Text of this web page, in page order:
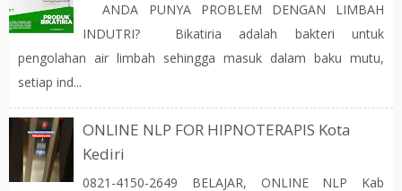
ANDA PUNYA PROBLEM DENGAN LIMBAH
INDUTRI? Bikatiria adalah bakteri untuk
pengolahan air limbah sehingga masuk dalam baku mutu,
setiap ind...
ONLINE NLP FOR HIPNOTERAPIS Kota
Kediri
0821-4150-2649 BELAJAR, ONLINE NLP Kab